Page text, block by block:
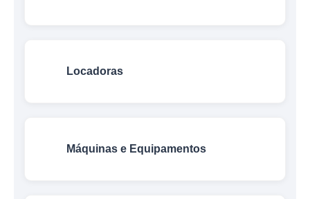
Locadoras
Máquinas e Equipamentos